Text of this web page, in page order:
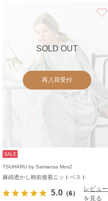
SOLD OUT
再入荷受付
SALE
TSUHARU by Samansa Mos2
麻綿透かし柄前後着ニットベスト
5.0 （6）
レビュー
を見る